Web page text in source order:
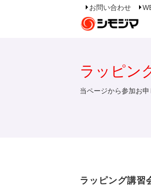
お問い合わせ
ラッピン
当ページから参加お申
ラッピング講習